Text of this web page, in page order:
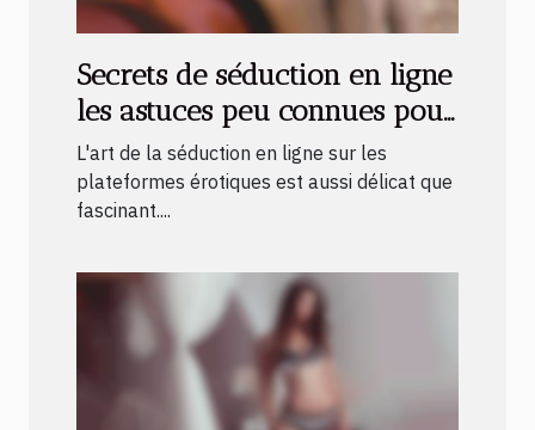
Secrets de séduction en ligne
les astuces peu connues pour
captiver sur les plateformes
érotiques
L'art de la séduction en ligne sur les
plateformes érotiques est aussi délicat que
fascinant....